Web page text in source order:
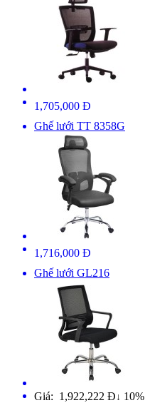
1,705,000 Đ
Ghế lưới TT 8358G
1,716,000 Đ
Ghế lưới GL216
Giá: 1,922,222 Đ ↓ 10%